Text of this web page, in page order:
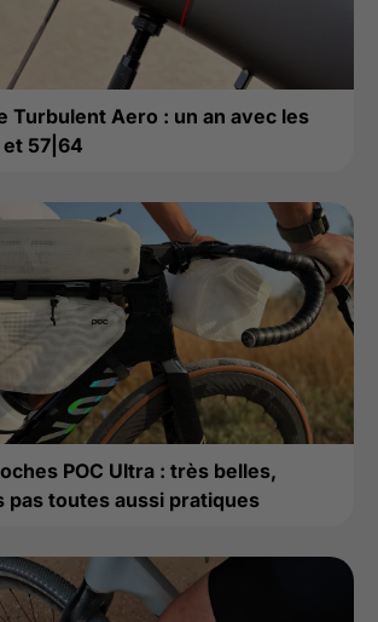
Turbulent Aero : un an avec les
57|64
POC Ultra : très belles,
pas toutes aussi pratiques